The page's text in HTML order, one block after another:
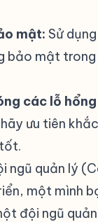
mật: Sử
bảo mật
các lỗ
ưu tiên
ngũ quản lý
một mình
đội ngũ